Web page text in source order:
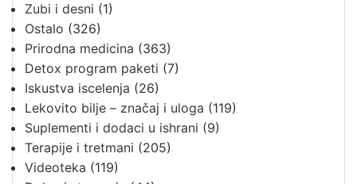
Zubi i desni (1)
Ostalo (326)
Prirodna medicina (363)
Detox program paketi (7)
Iskustva iscelenja (26)
Lekovito bilje – značaj i uloga (119)
Suplementi i dodaci u ishrani (9)
Terapije i tretmani (205)
Videoteka (119)